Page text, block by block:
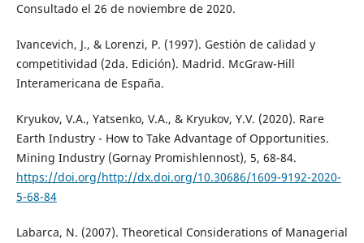
Consultado el 26 de noviembre de 2020.
Ivancevich, J., & Lorenzi, P. (1997). Gestión de calidad y
competitividad (2da. Edición). Madrid. McGraw-Hill
Interamericana de España.
Kryukov, V.A., Yatsenko, V.A., & Kryukov, Y.V. (2020). Rare
Earth Industry - How to Take Advantage of Opportunities.
Mining Industry (Gornay Promishlennost), 5, 68-84.
https://doi.org/http://dx.doi.org/10.30686/1609-9192-2020-
5-68-84
Labarca, N. (2007). Theoretical Considerations of Managerial